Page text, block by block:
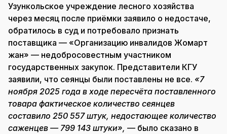
Узункольское учреждение лесного хозяйства
через месяц после приёмки заявило о недостаче,
обратилось в суд и потребовало признать
поставщика — «Организацию инвалидов Жомарт
жан» — недобросовестным участником
государственных закупок. Представители КГУ
заявили, что сеянцы были поставлены не все. «7
ноября 2025 года в ходе пересчёта поставленного
товара фактическое количество сеянцев
составило 250 557 штук, недостающее количество
саженцев — 799 143 штуки», — было сказано в